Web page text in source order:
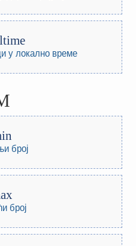
у локално време
број
број